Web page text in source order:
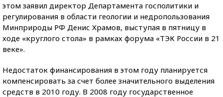
этом заявил директор Департамента госполитики и
регулирования в области геологии и недропользования
Минприроды РФ Денис Храмов, выступая в пятницу в
ходе «круглого стола» в рамках форума «ТЭК России в 21
веке».
Недостаток финансирования в этом году планируется
компенсировать за счет более значительного выделения
средств в 2010 году. В 2008 году государственное